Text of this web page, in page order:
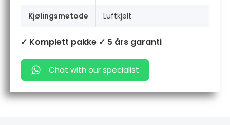
Kjølingsmetode Luftkjølt
✓ Komplett pakke ✓ 5 års garanti
Chat with our specialist